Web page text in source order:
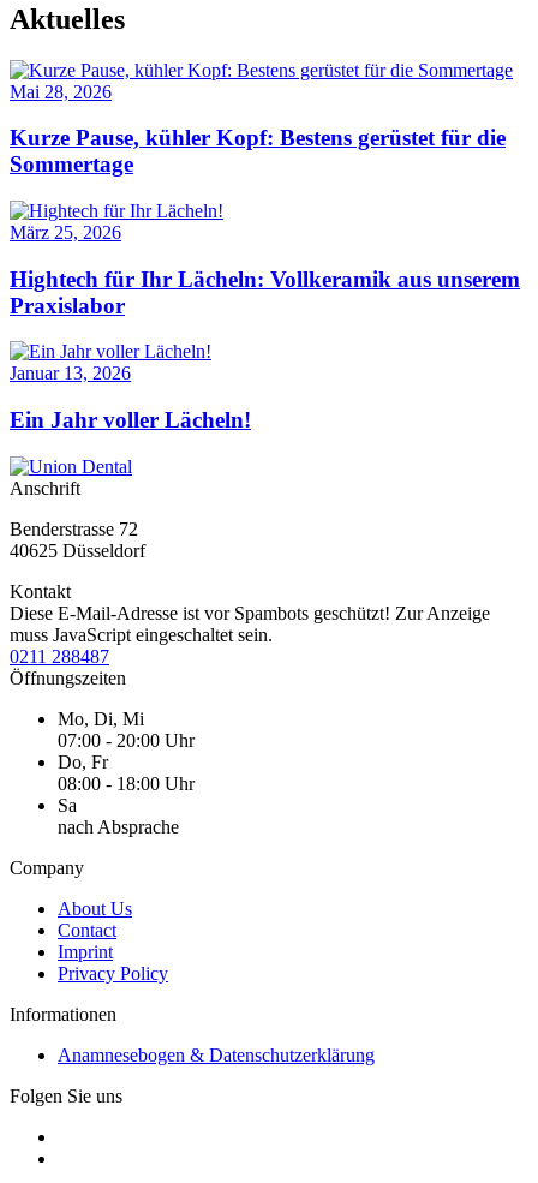
Aktuelles
Mai 28, 2026
Kurze Pause, kühler Kopf: Bestens gerüstet für die
Sommertage
März 25, 2026
Hightech für Ihr Lächeln: Vollkeramik aus unserem
Praxislabor
Januar 13, 2026
Ein Jahr voller Lächeln!
Anschrift
Benderstrasse 72
40625 Düsseldorf
Kontakt
Diese E-Mail-Adresse ist vor Spambots geschützt! Zur Anzeige
muss JavaScript eingeschaltet sein.
0211 288487
Öffnungszeiten
Mo, Di, Mi
07:00 - 20:00 Uhr
Do, Fr
08:00 - 18:00 Uhr
Sa
nach Absprache
Company
About Us
Contact
Imprint
Privacy Policy
Informationen
Anamnesebogen & Datenschutzerklärung
Folgen Sie uns